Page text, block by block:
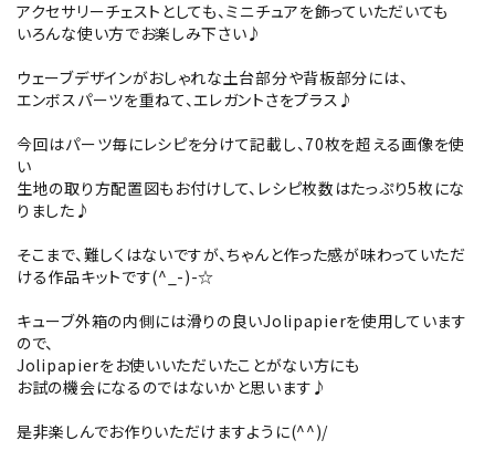
アクセサリーチェストとしても、ミニチュアを飾っていただいても
いろんな使い方でお楽しみ下さい♪
ウェーブデザインがおしゃれな土台部分や背板部分には、
エンボスパーツを重ねて、エレガントさをプラス♪
今回はパーツ毎にレシピを分けて記載し、70枚を超える画像を使
い
生地の取り方配置図もお付けして、レシピ枚数はたっぷり5枚にな
りました♪
そこまで、難しくはないですが、ちゃんと作った感が味わっていただ
ける作品キットです(^_-)-☆
キューブ外箱の内側には滑りの良いJolipapierを使用しています
ので、
Jolipapierをお使いいただいたことがない方にも
お試の機会になるのではないかと思います♪
是非楽しんでお作りいただけますように(^^)/